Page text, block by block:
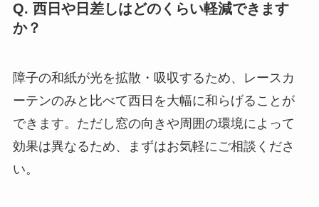
Q. 西日や日差しはどのくらい軽減できます
か？
障子の和紙が光を拡散・吸収するため、レースカ
ーテンのみと比べて西日を大幅に和らげることが
できます。ただし窓の向きや周囲の環境によって
効果は異なるため、まずはお気軽にご相談くださ
い。